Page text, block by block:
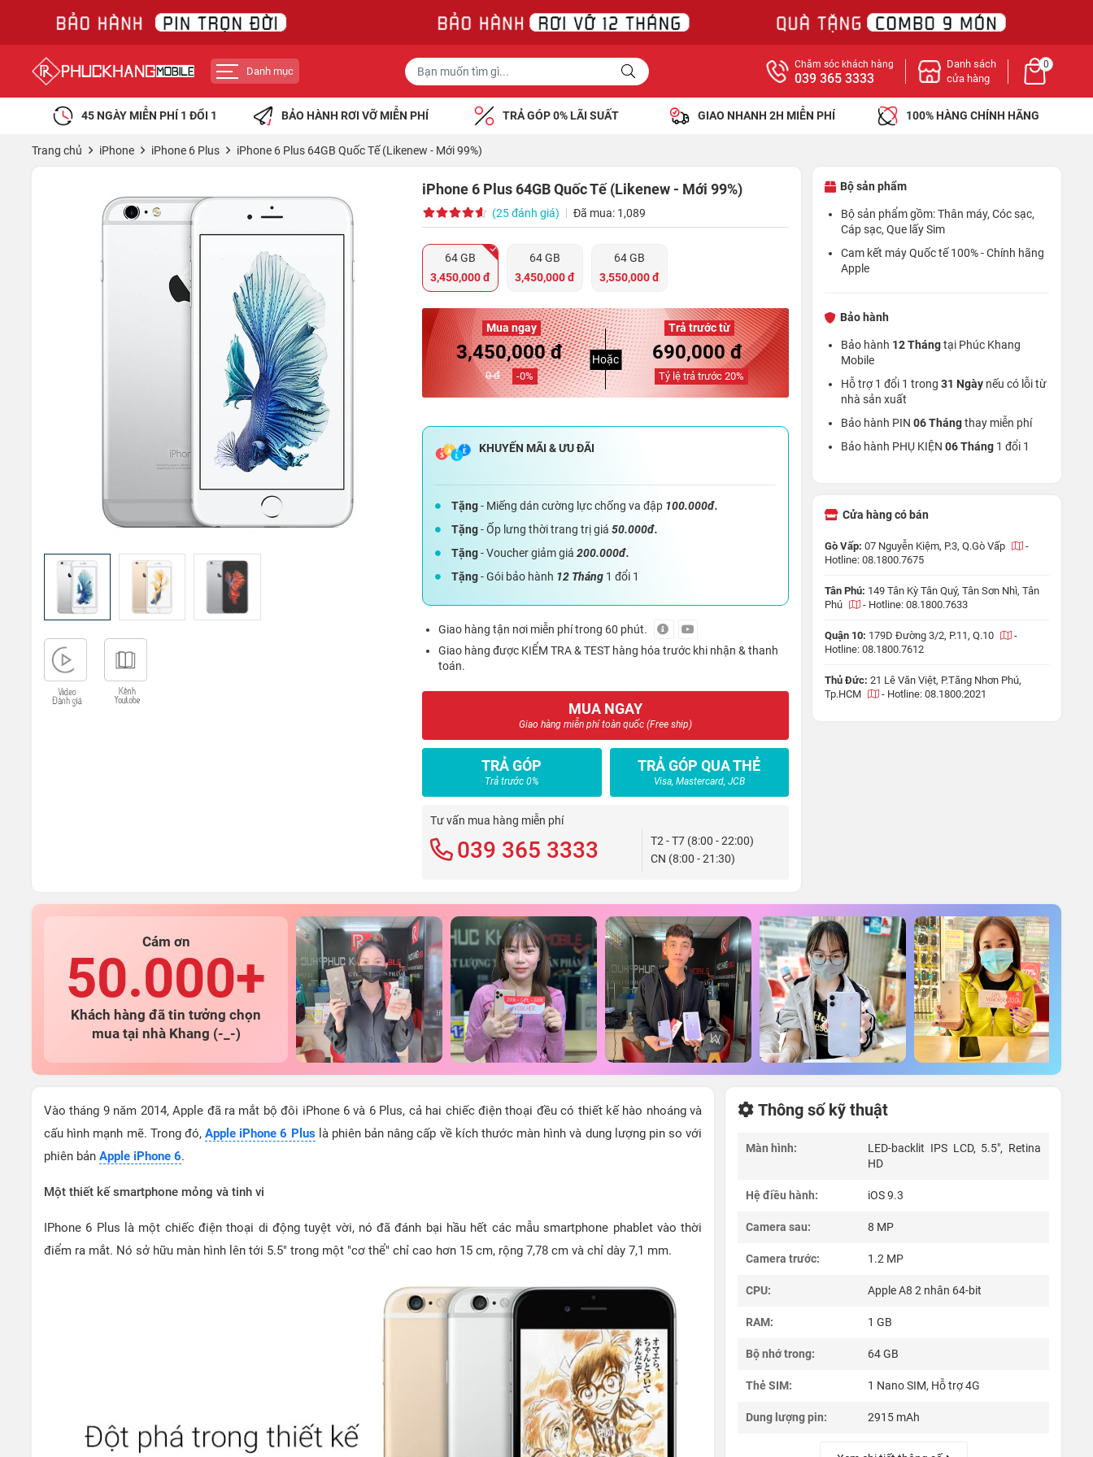
Danh mục
Chăm sóc khách hàng
039 365 3333
Danh sách
cửa hàng
0
45 NGÀY MIỄN PHÍ 1 ĐỔI 1 BẢO HÀNH RƠI VỠ MIỄN PHÍ TRẢ GÓP 0% LÃI SUẤT GIAO NHANH 2H MIỄN PHÍ 100% HÀNG CHÍNH HÃNG
Trang chủ iPhone iPhone 6 Plus iPhone 6 Plus 64GB Quốc Tế (Likenew - Mới 99%)
iPhone 6 Plus 64GB Quốc Tế (Likenew - Mới 99%)
(25 đánh giá) Đã mua: 1,089
64 GB
3,450,000 đ
64 GB
3,450,000 đ
64 GB
3,550,000 đ
Mua ngay
3,450,000 đ
0 đ -0%
Hoặc
Trả trước từ
690,000 đ
Tỷ lệ trả trước 20%
Tặng- Miếng dán cường lực chống va đập 100.000đ.
Tặng- Ốp lưng thời trang trị giá 50.000đ.
Tặng- Voucher giảm giá 200.000đ.
Tặng- Gói bảo hành 12 Tháng 1 đổi 1
Giao hàng tận nơi miễn phí trong 60 phút.
Giao hàng được KIỂM TRA & TEST hàng hóa trước khi nhận & thanh
toán.
MUA NGAY
Giao hàng miễn phí toàn quốc (Free ship)
TRẢ GÓP
Trả trước 0%
TRẢ GÓP QUA THẺ
Visa, Mastercard, JCB
Tư vấn mua hàng miễn phí
039 365 3333
T2 - T7 (8:00 - 22:00)
CN (8:00 - 21:30)
Bộ sản phẩm
Bộ sản phẩm gồm: Thân máy, Cóc sạc,
Cáp sạc, Que lấy Sim
Cam kết máy Quốc tế 100% - Chính hãng
Apple
Bảo hành
Bảo hành 12 Thángtại Phúc Khang
Mobile
Hỗ trợ 1 đổi 1 trong 31 Ngày nếu có lỗi từ
nhà sản xuất
Bảo hành PIN 06 Thángthay miễn phí
Bảo hành PHỤ KIỆN 06 Tháng 1 đổi 1
Cửa hàng có bán
Gò Vấp: 07 Nguyễn Kiệm, P.3, Q.Gò Vấp
-
Hotline: 08.1800.7675
Tân Phú: 149 Tân Kỳ Tân Quý, Tân Sơn Nhì, Tân
Phú
- Hotline: 08.1800.7633
Quận 10: 179D Đường 3/2, P.11, Q.10
-
Hotline: 08.1800.7612
Thủ Đức: 21 Lê Văn Việt, P.Tăng Nhơn Phú,
Tp.HCM
- Hotline: 08.1800.2021
Cám ơn
50.000+
Khách hàng đã tin tưởng chọn
mua tại nhà Khang (-_-)
Vào tháng 9 năm 2014, Apple đã ra mắt bộ đôi iPhone 6 và 6 Plus, cả hai chiếc điện thoại đều có thiết kế hào nhoáng và
cấu hình mạnh mẽ. Trong đó,Apple iPhone 6 Pluslà phiên bản nâng cấp về kích thước màn hình và dung lượng pin so với
phiên bản Apple iPhone 6.
Một thiết kế smartphone mỏng và tinh vi
IPhone 6 Plus là một chiếc điện thoại di động tuyệt vời, nó đã đánh bại hầu hết các mẫu smartphone phablet vào thời
điểm ra mắt. Nó sở hữu màn hình lên tới 5.5" trong một "cơ thể" chỉ cao hơn 15 cm, rộng 7,78 cm và chỉ dày 7,1 mm.
Thông số kỹ thuật
Màn hình:
LED-backlit IPS LCD, 5.5", Retina
HD
Hệ điều hành: iOS 9.3
Camera sau: 8 MP
Camera trước: 1.2 MP
CPU: Apple A8 2 nhân 64-bit
RAM: 1 GB
Bộ nhớ trong: 64 GB
Thẻ SIM: 1 Nano SIM, Hỗ trợ 4G
Dung lượng pin: 2915 mAh